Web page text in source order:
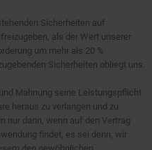
Sicherheiten auf
als der Wert unserer
um mehr als 20 %
Sicherheiten obliegt uns.
Mahnung seine Leistungspflicht
heraus zu verlangen und zu
nur dann, wenn auf den Vertrag
findet, es sei denn, wir